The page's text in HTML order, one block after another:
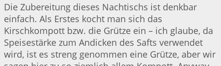
Die Zubereitung dieses Nachtischs ist denkbar
einfach. Als Erstes kocht man sich das
Kirschkompott bzw. die Grütze ein – ich glaube, da
Speisestärke zum Andicken des Safts verwendet
wird, ist es streng genommen eine Grütze, aber wir